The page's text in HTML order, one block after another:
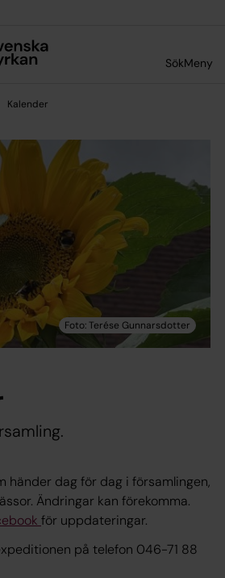
SökMeny
Kalender
händer dag för dag i församlingen,
Ändringar kan förekomma.
för uppdateringar.
på telefon 046-71 88